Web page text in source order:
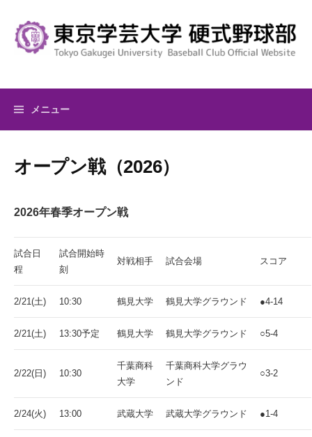
キ
メニュー
オープン戦（2026）
2026年春季オープン戦
試合日
程
試合開始時
刻
対戦相手 試合会場 スコア
2/21(土) 10:30 鶴見大学 鶴見大学グラウンド ●4-14
2/21(土) 13:30予定 鶴見大学 鶴見大学グラウンド ○5-4
2/22(日) 10:30
千葉商科
大学
千葉商科大学グラウ
ンド
○3-2
2/24(火) 13:00 武蔵大学 武蔵大学グラウンド ●1-4